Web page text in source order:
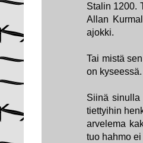
Stalin 1200.
Allan
ajokki.
Tai mistä
on kyseessä.
Siinä sinulla
tiettyihin
arvelema
tuo hahmo